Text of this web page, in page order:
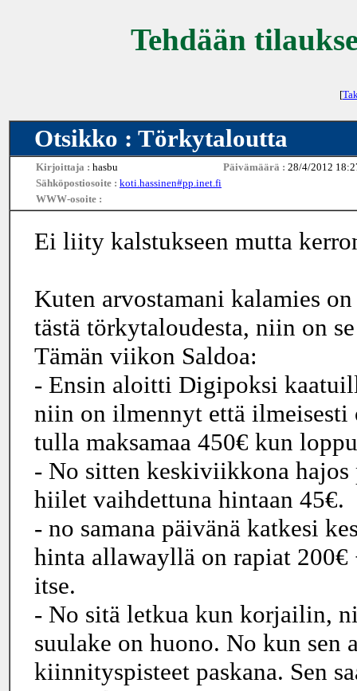
Tehdään
[
Otsikko : Törkytaloutta
Kirjoittaja : hasbu Päivämäärä : 28/4/2012
Sähköpostiosoite : koti.hassinen#pp.inet.fi
WWW-osoite :
Ei liity kalstukseen mutta
Kuten arvostamani kalamies
tästä törkytaloudesta, niin on
Tämän viikon Saldoa:
- Ensin aloitti Digipoksi
niin on ilmennyt että
tulla maksamaa 450€ kun
- No sitten keskiviikkona hajos
hiilet vaihdettuna hintaan 45€.
- no samana päivänä katkesi
hinta allawayllä on rapiat
itse.
- No sitä letkua kun korjailin,
suulake on huono. No kun
kiinnityspisteet paskana. Sen